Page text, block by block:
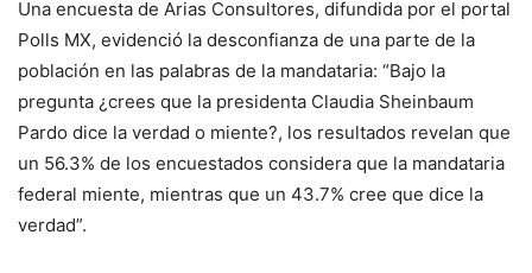
Una encuesta de Arias Consultores, difundida por el portal
Polls MX, evidenció la desconfianza de una parte de la
población en las palabras de la mandataria: “Bajo la
pregunta ¿crees que la presidenta Claudia Sheinbaum
Pardo dice la verdad o miente?, los resultados revelan que
un 56.3% de los encuestados considera que la mandataria
federal miente, mientras que un 43.7% cree que dice la
verdad”.